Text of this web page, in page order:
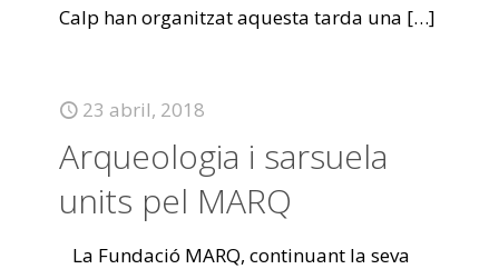
Calp han organitzat aquesta tarda una […]
23 abril, 2018
Arqueologia i sarsuela
units pel MARQ
La Fundació MARQ, continuant la seva